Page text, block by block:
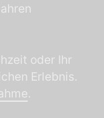
oder Ihr
Erlebnis.
.